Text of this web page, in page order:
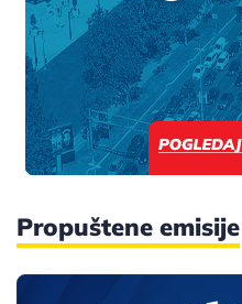
Propuštene emisije